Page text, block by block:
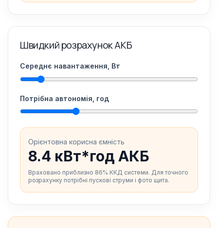
Швидкий розрахунок АКБ
Середнє навантаження, Вт
Потрібна автономія, год
Орієнтовна корисна ємність
8.4 кВт*год АКБ
Враховано приблизно 86% ККД системи. Для точного
розрахунку потрібні пускові струми і фото щита.